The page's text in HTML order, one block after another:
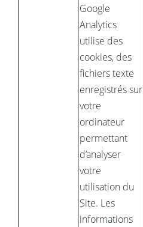
Google
Analytics
utilise des
cookies, des
fichiers texte
enregistrés sur
votre
ordinateur
permettant
d’analyser
votre
utilisation du
Site. Les
informations